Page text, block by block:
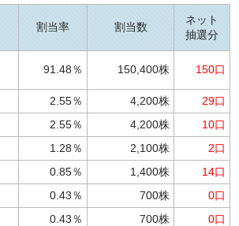
割当率 割当数
ネット
抽選分
91.48％ 150,400株 150口
2.55％ 4,200株
29口
2.55％ 4,200株
10口
1.28％ 2,100株
2口
0.85％ 1,400株
14口
0.43％ 700株
0口
0.43％ 700株
0口